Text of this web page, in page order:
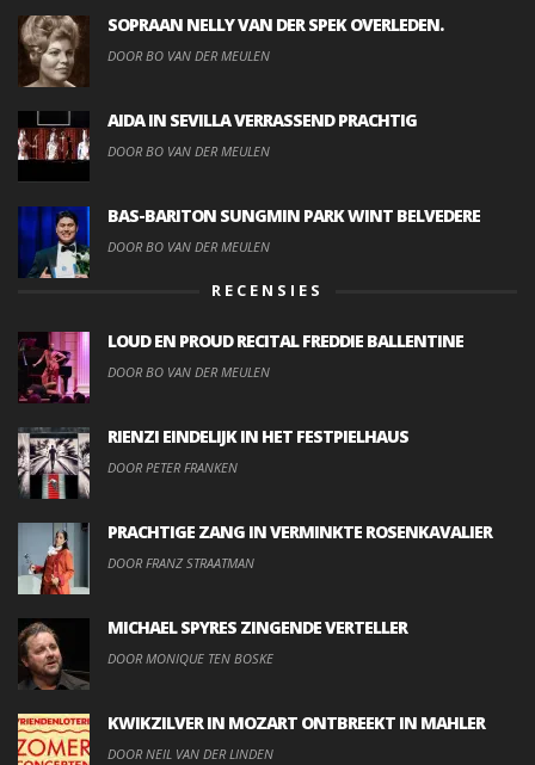
SOPRAAN NELLY VAN DER SPEK OVERLEDEN.
DOOR BO VAN DER MEULEN
AIDA IN SEVILLA VERRASSEND PRACHTIG
DOOR BO VAN DER MEULEN
BAS-BARITON SUNGMIN PARK WINT BELVEDERE
DOOR BO VAN DER MEULEN
RECENSIES
LOUD EN PROUD RECITAL FREDDIE BALLENTINE
DOOR BO VAN DER MEULEN
RIENZI EINDELIJK IN HET FESTPIELHAUS
DOOR PETER FRANKEN
PRACHTIGE ZANG IN VERMINKTE ROSENKAVALIER
DOOR FRANZ STRAATMAN
MICHAEL SPYRES ZINGENDE VERTELLER
DOOR MONIQUE TEN BOSKE
KWIKZILVER IN MOZART ONTBREEKT IN MAHLER
DOOR NEIL VAN DER LINDEN